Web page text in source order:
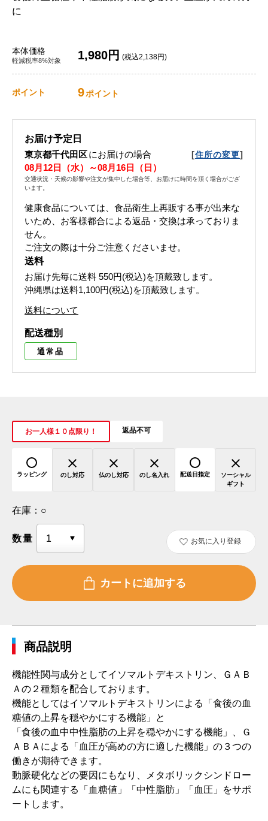
に
本体価格
軽減税率8%対象 1,980円 (税込2,138円)
ポイント 9ポイント
お届け予定日
東京都千代田区にお届けの場合 [住所の変更]
08月12日（水）～08月16日（日）
交通状況・天候の影響や注文が集中した場合等、お届けに時間を頂く場合がござ
います。
健康食品については、食品衛生上再販する事が出来な
いため、お客様都合による返品・交換は承っておりま
せん。
ご注文の際は十分ご注意くださいませ。
送料
お届け先毎に送料 550円(税込)を頂戴致します。
沖縄県は送料1,100円(税込)を頂戴致します。
送料について
配送種別
通常品
お一人様１０点限り！ 返品不可
ラッピング のし対応 仏のし対応 のし名入れ 配送日指定
ソーシャル
ギフト
在庫： ○
数量 お気に入り登録
商品説明
機能性関与成分としてイソマルトデキストリン、ＧＡＢ
Ａの２種類を配合しております。
機能としてはイソマルトデキストリンによる「食後の血
糖値の上昇を穏やかにする機能」と
「食後の血中中性脂肪の上昇を穏やかにする機能」、Ｇ
ＡＢＡによる「血圧が高めの方に適した機能」の３つの
働きが期待できます。
動脈硬化などの要因にもなり、メタボリックシンドロー
ムにも関連する「血糖値」「中性脂肪」「血圧」をサポ
ートします。